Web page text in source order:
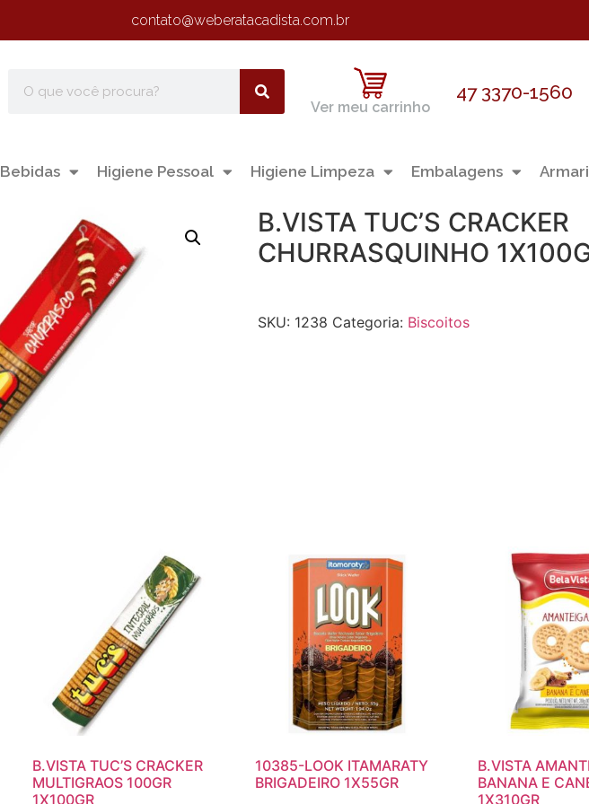
contato@weberatacadista.com.br
Ver meu carrinho
47 3370-1560
Bebidas Higiene Pessoal Higiene Limpeza Embalagens
B.VISTA TUC’S CRACKER
CHURRASQUINHO
SKU: 1238 Categoria: Biscoitos
B.VISTA TUC’S CRACKER
MULTIGRAOS 100GR
1X100GR
10385-LOOK ITAMARATY
BRIGADEIRO 1X55GR
B.VISTA
BANANA E
1X310GR